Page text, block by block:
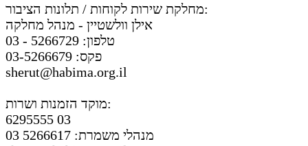
מחלקת שירות לקוחות / תלונות הציבור:
אילן וולשטיין - מנהל מחלקה
טלפון: 5266729 - 03
פקס: 03-5266679
sherut@habima.org.il
מוקד הזמנות ושרות:
6295555 03
מנהלי משמרת: 5266617 03